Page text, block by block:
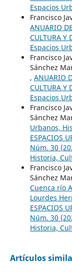
Espacios
Francisco
ANUARIO
CULTURA
Espacios
Francisco
Sánchez
, ANUARIO
CULTURA
Espacios
Francisco
Sánchez
Urbanos,
ESPACIOS
Núm. 30
Historia,
Francisco
Sánchez
Cuenca río
Lourdes
ESPACIOS
Núm. 30
Historia,
Artículos